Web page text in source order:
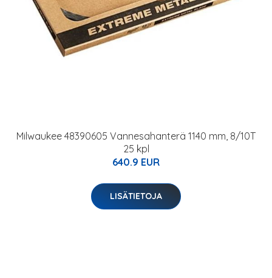
Milwaukee 48390605 Vannesahanterä 1140 mm, 8/10T
25 kpl
640.9 EUR
LISÄTIETOJA